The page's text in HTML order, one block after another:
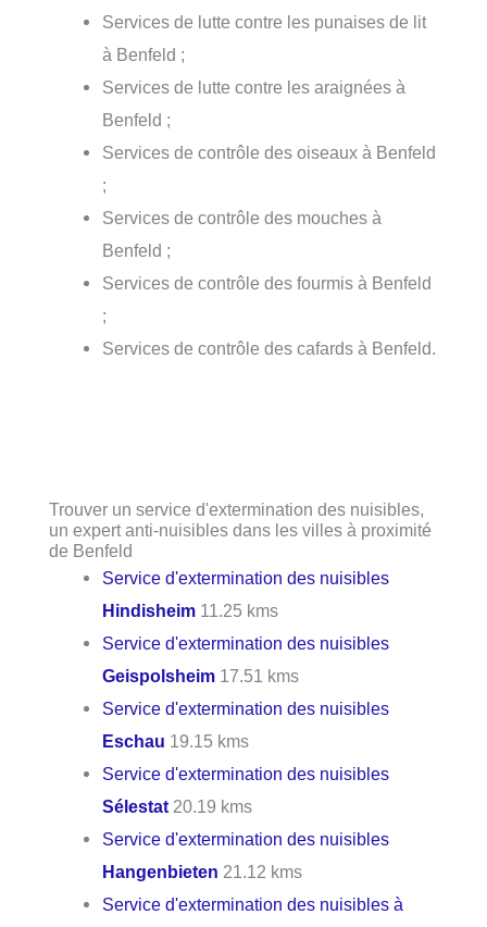
Services de lutte contre les punaises de lit
à Benfeld ;
Services de lutte contre les araignées à
Benfeld ;
Services de contrôle des oiseaux à Benfeld
;
Services de contrôle des mouches à
Benfeld ;
Services de contrôle des fourmis à Benfeld
;
Services de contrôle des cafards à Benfeld.
Trouver un service d'extermination des nuisibles,
un expert anti-nuisibles dans les villes à proximité
de Benfeld
Service d'extermination des nuisibles
Hindisheim 11.25 kms
Service d'extermination des nuisibles
Geispolsheim 17.51 kms
Service d'extermination des nuisibles
Eschau 19.15 kms
Service d'extermination des nuisibles
Sélestat 20.19 kms
Service d'extermination des nuisibles
Hangenbieten 21.12 kms
Service d'extermination des nuisibles à